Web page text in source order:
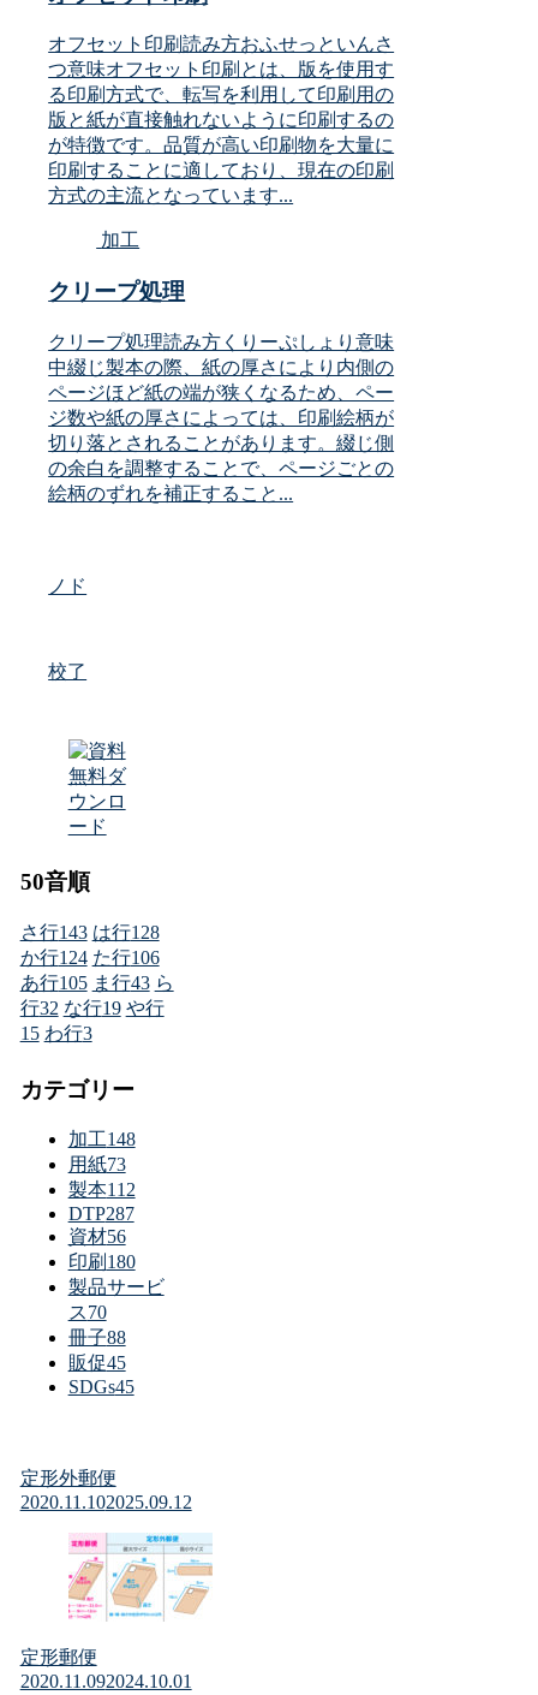
オフセット印刷読み方おふせっといんさ
つ意味オフセット印刷とは、版を使用す
る印刷方式で、転写を利用して印刷用の
版と紙が直接触れないように印刷するの
が特徴です。品質が高い印刷物を大量に
印刷することに適しており、現在の印刷
方式の主流となっています...
加工
クリープ処理
クリープ処理読み方くりーぷしょり意味
中綴じ製本の際、紙の厚さにより内側の
ページほど紙の端が狭くなるため、ペー
ジ数や紙の厚さによっては、印刷絵柄が
切り落とされることがあります。綴じ側
の余白を調整することで、ページごとの
絵柄のずれを補正すること...
ノド
校了
50音順
さ行143 は行128
か行124 た行106
あ行105 ま行43 ら
行32 な行19 や行
15 わ行3
カテゴリー
加工148
用紙73
製本112
DTP287
資材56
印刷 180
製品サービ
ス70
冊子88
販促45
SDGs45
定形外郵便
2020.11.102025.09.12
定形郵便
2020.11.092024.10.01